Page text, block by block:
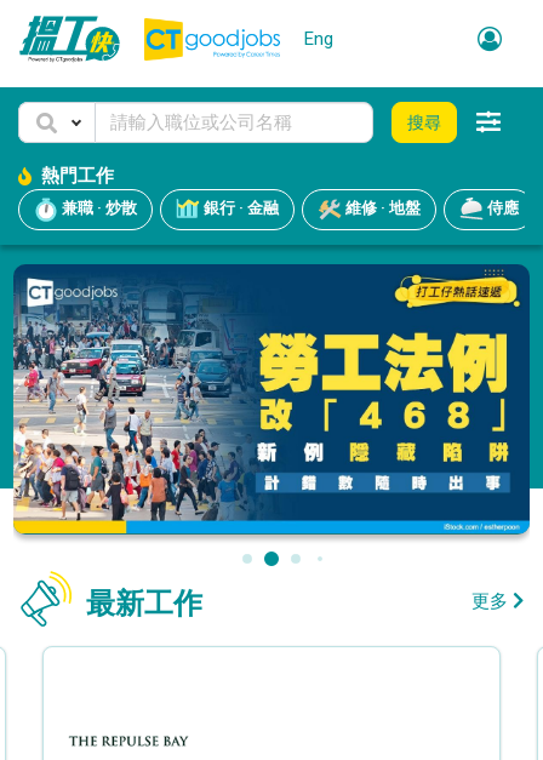
Eng
搜尋
熱門工作
兼職 · 炒散 銀行 · 金融 維修 · 地盤 侍應
最新工作 更多